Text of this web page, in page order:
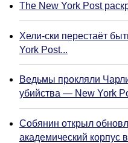
The New York Post
Хели-ски перестаёт
York Post...
Ведьмы прокляли
убийства — New York
Собянин открыл
академический корпус